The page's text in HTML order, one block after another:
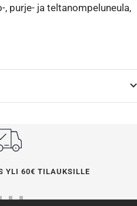
purje- ja teltanompeluneula,
YLI 60€ TILAUKSILLE